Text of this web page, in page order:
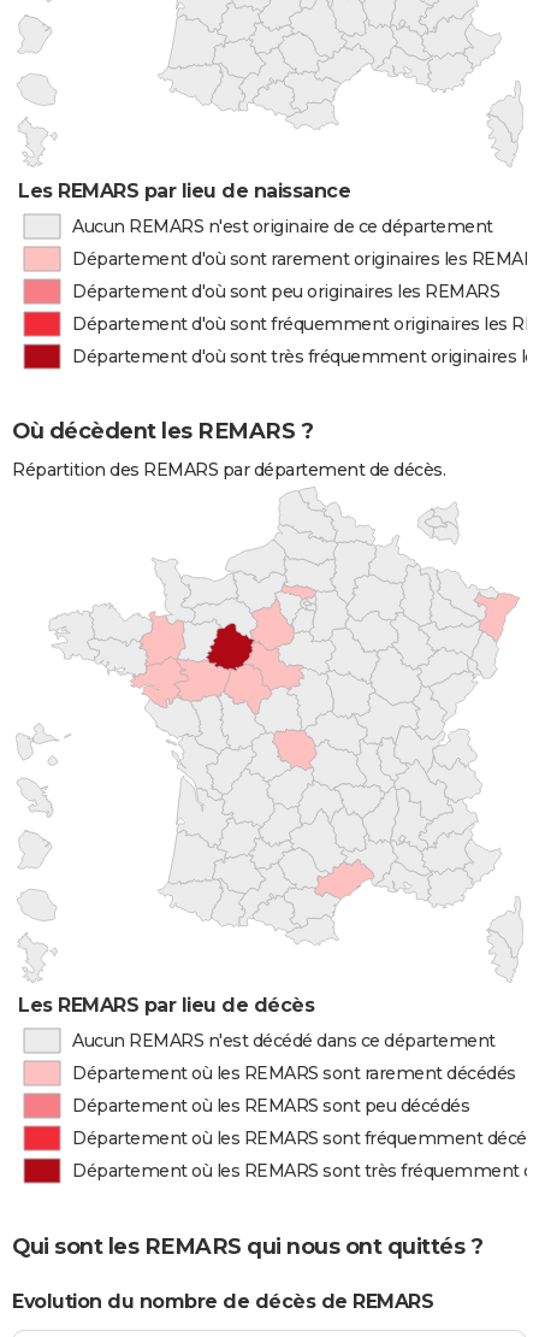
Les REMARS par lieu de naissance
Aucun REMARS n'est originaire de ce département
Département d'où sont rarement originaires les
Département d'où sont peu originaires les REMARS
Département d'où sont fréquemment originaires les
Département d'où sont très fréquemment originaires
Où décèdent les REMARS ?
Répartition des REMARS par département de décès.
Les REMARS par lieu de décès
Aucun REMARS n'est décédé dans ce département
Département où les REMARS sont rarement décédés
Département où les REMARS sont peu décédés
Département où les REMARS sont fréquemment
Département où les REMARS sont très fréquemment
Qui sont les REMARS qui nous ont quittés ?
Evolution du nombre de décès de REMARS